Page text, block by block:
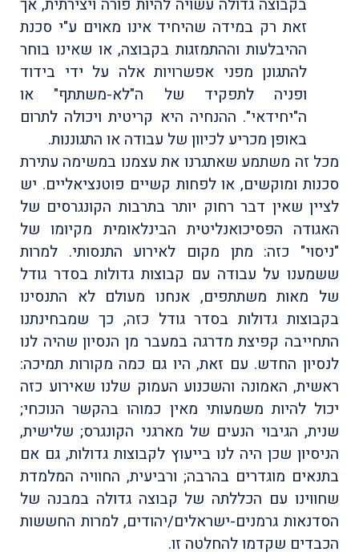
זאת רק במידה שהיחיד אינו מאוים ע"י סכנת
ההיבלעות וההתמזגות בקבוצה, או שאינו בוחר
להתגונן מפני אפשרויות אלה על ידי בידוד
ופניה לתפקיד של ה"לא-משתתף" או
ה"יחידאי". ההנחיה היא קריטית ויכולה לתרום
באופן מכריע לכיוון של עבודה או התגוננות.
מכל זה משתמע שאתגרנו את עצמנו במשימה עתירת
סכנות ומוקשים, או לפחות קשיים פוטנציאליים. יש
לציין שאין דבר רחוק יותר בתרבות הקונגרסים של
האגודה הפסיכואנליטית הבינלאומית מקיומו של
"ניסוי" כזה: מתן מקום לאירוע התנסותי. למרות
ששמענו על עבודה עם קבוצות גדולות בסדר גודל
של מאות משתתפים, אנחנו מעולם לא התנסינו
בקבוצות גדולות בסדר גודל כזה, כך שמבחינתנו
התחייבה קפיצת מדרגה במעבר מן הנסיון שהיה לנו
לנסיון החדש. עם זאת, היו גם כמה מקורות תמיכה:
ראשית, האמונה והשכנוע העמוק שלנו שאירוע כזה
יכול להיות משמעותי מאין כמוהו בהקשר הנוכחי;
שנית, הגיבוי הנעים של מארגני הקונגרס; שלישית,
הניסיון שכן היה לנו בייעוץ לקבוצות גדולות, גם אם
בתנאים מוגדרים בהרבה; ורביעית, החוויה המלמדת
שחווינו עם הכללתה של קבוצה גדולה במבנה של
הסדנאות גרמנים-ישראלים/יהודים, למרות החששות
הכבדים שקדמו להחלטה זו.